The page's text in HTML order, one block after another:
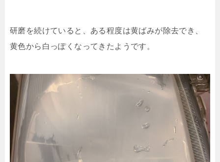
研磨を続けていると、ある程度は黄ばみが除去でき、
黄色から白っぽくなってきたようです。